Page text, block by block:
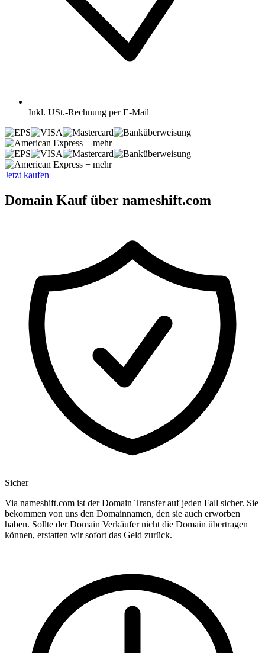
Inkl. USt.-Rechnung per E-Mail
+ mehr
+ mehr
Jetzt kaufen
Domain Kauf über nameshift.com
Sicher
Via nameshift.com ist der Domain Transfer auf jeden Fall sicher. Sie
bekommen von uns den Domainnamen, den sie auch erworben
haben. Sollte der Domain Verkäufer nicht die Domain übertragen
können, erstatten wir sofort das Geld zurück.